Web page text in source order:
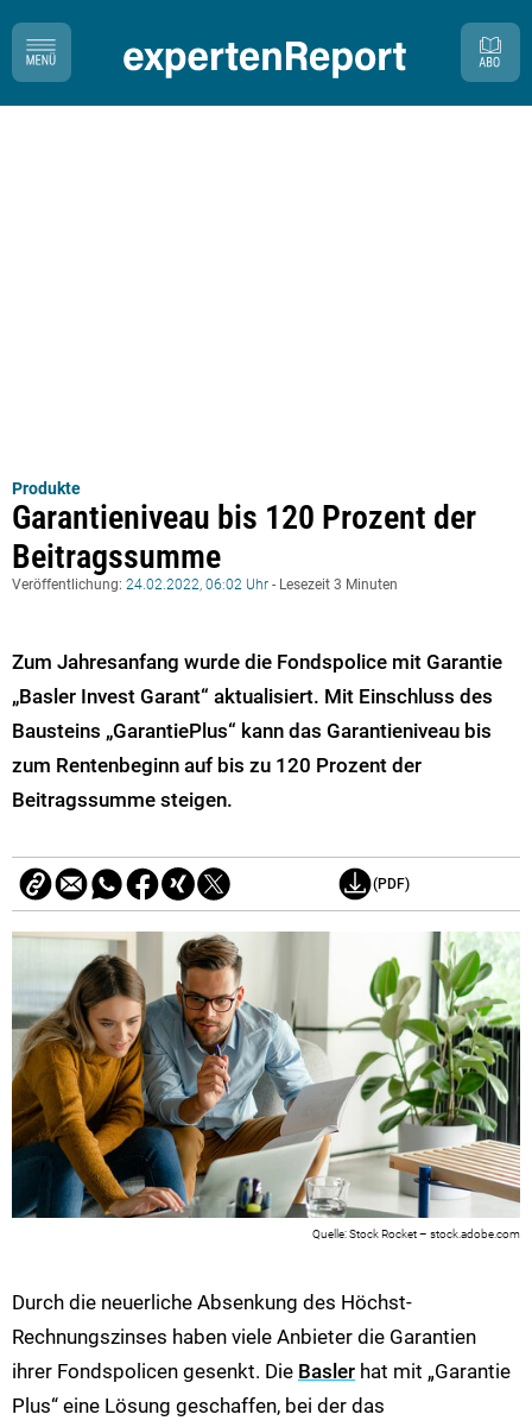
Produkte
Garantieniveau bis 120 Prozent der
Beitragssumme
Veröffentlichung: 24.02.2022, 06:02 Uhr - Lesezeit 3 Minuten
Zum Jahresanfang wurde die Fondspolice mit Garantie
„Basler Invest Garant“ aktualisiert. Mit Einschluss des
Bausteins „GarantiePlus“ kann das Garantieniveau bis
zum Rentenbeginn auf bis zu 120 Prozent der
Beitragssumme steigen.
(PDF)
Stock Rocket – stock.adobe.com
Durch die neuerliche Absenkung des Höchst-
Rechnungszinses haben viele Anbieter die Garantien
ihrer Fondspolicen gesenkt. Die Basler hat mit „Garantie
Plus“ eine Lösung geschaffen, bei der das